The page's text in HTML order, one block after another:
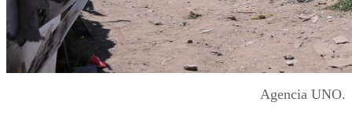
Agencia UNO.